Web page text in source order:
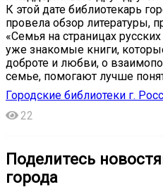
К этой дате библиотекарь
провела обзор литературы,
«Семья на страницах
уже знакомые книги,
доброте и любви, о
семье, помогают лучше
Городские библиотеки г.
22
Поделитесь
города